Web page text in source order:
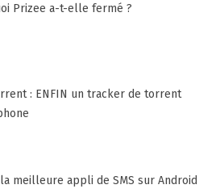
Prizee a-t-elle fermé ?
: ENFIN un tracker de torrent
meilleure appli de SMS sur Android